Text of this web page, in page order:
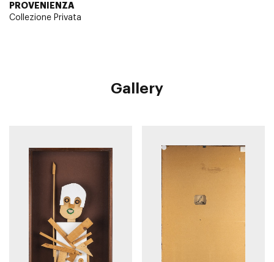
PROVENIENZA
Collezione Privata
Gallery